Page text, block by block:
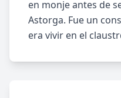
en monje antes de
Astorga. Fue un
era vivir en el